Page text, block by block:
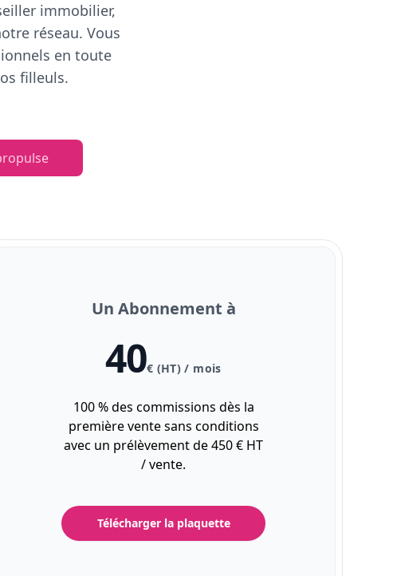
immobilier,
réseau. Vous
en toute
filleuls.
Un Abonnement à
40€ (HT) / mois
100 % des commissions dès la
première vente sans conditions
avec un prélèvement de 450 € HT
/ vente.
Télécharger la plaquette